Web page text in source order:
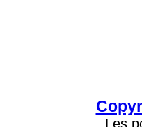
Les